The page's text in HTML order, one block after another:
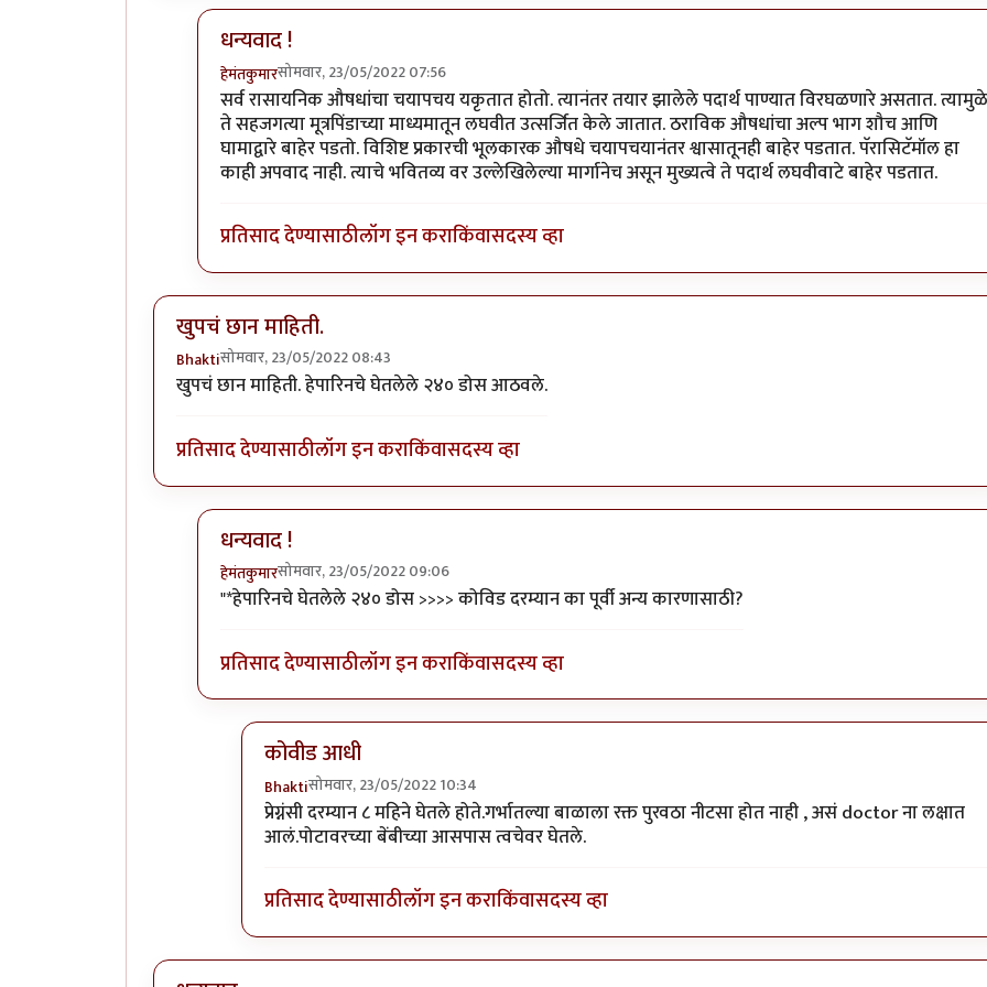
धन्यवाद !
हेमंतकुमारसोमवार, 23/05/2022 07:56
In reply toछान लेखbyनगरी
सर्व रासायनिक औषधांचा चयापचय यकृतात होतो. त्यानंतर तयार झालेले पदार्थ पाण्यात विरघळणारे असतात. त्यामुळे
ते सहजगत्या मूत्रपिंडाच्या माध्यमातून लघवीत उत्सर्जित केले जातात. ठराविक औषधांचा अल्प भाग शौच आणि
घामाद्वारे बाहेर पडतो. विशिष्ट प्रकारची भूलकारक औषधे चयापचयानंतर श्वासातूनही बाहेर पडतात. पॅरासिटॅमॉल हा
काही अपवाद नाही. त्याचे भवितव्य वर उल्लेखिलेल्या मार्गानेच असून मुख्यत्वे ते पदार्थ लघवीवाटे बाहेर पडतात.
प्रतिसाद देण्यासाठीलॉग इन कराकिंवासदस्य व्हा
खुपचं छान माहिती.
Bhaktiसोमवार, 23/05/2022 08:43
खुपचं छान माहिती. हेपारिनचे घेतलेले २४० डोस आठवले.
प्रतिसाद देण्यासाठीलॉग इन कराकिंवासदस्य व्हा
धन्यवाद !
हेमंतकुमारसोमवार, 23/05/2022 09:06
In reply toखुपचं छान माहिती.byBhakti
"*हेपारिनचे घेतलेले २४० डोस >>>> कोविड दरम्यान का पूर्वी अन्य कारणासाठी?
प्रतिसाद देण्यासाठीलॉग इन कराकिंवासदस्य व्हा
कोवीड आधी
Bhaktiसोमवार, 23/05/2022 10:34
In reply toधन्यवाद !byहेमंतकुमार
प्रेग्नंसी दरम्यान ८ महिने घेतले होते.गर्भातल्या बाळाला रक्त पुरवठा नीटसा होत नाही , असं doctor ना लक्षात
आलं.पोटावरच्या बेंबीच्या आसपास त्वचेवर घेतले.
प्रतिसाद देण्यासाठीलॉग इन कराकिंवासदस्य व्हा